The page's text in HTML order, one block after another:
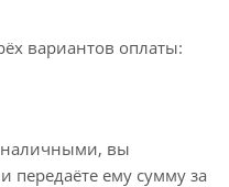
вариантов оплаты:
наличными, вы
передаёте ему сумму за